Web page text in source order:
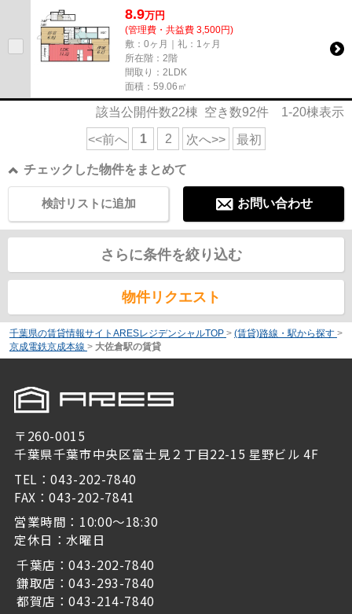
8.9万円
(管理費・共益費 3,500円)
敷：0ヶ月｜礼：1ヶ月
所在階：2階
間取り：2LDK
面積：59.06㎡
該当公開件数22棟 空き数92件 1-20棟表示
<<前へ 1 2 次へ>> 最初
チェックした物件をまとめて
お問い合わせ
検討リストに追加
さらに条件を絞り込む
物件リクエスト
千葉県の賃貸情報サイトARESレジデンシャルTOP > (賃貸)路線・駅から探す >
京成電鉄京成本線 > 大佐倉駅の賃貸
〒260-0015
千葉県千葉市中央区富士見２丁目22-15 星野ビル 4F
TEL：043-202-7840
FAX：043-202-7841
営業時間：10:00～18:30
定休日：水曜日
千葉店：043-202-7840
鎌取店：043-293-7840
都賀店：043-214-7840